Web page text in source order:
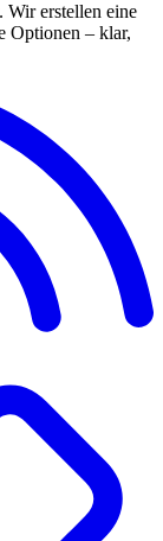
Wir erstellen eine
Optionen – klar,